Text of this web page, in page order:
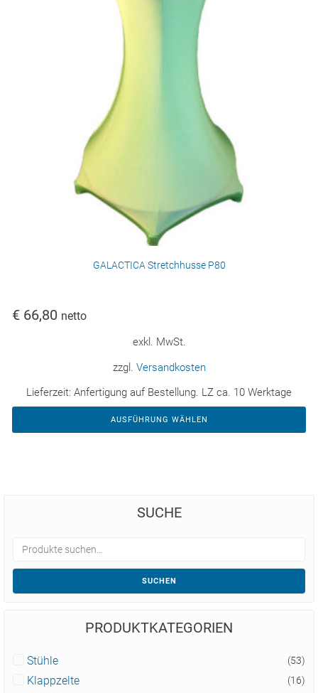
GALACTICA Stretchhusse P80
€ 66,80 netto
exkl. MwSt.
zzgl. Versandkosten
Lieferzeit: Anfertigung auf Bestellung. LZ ca. 10 Werktage
AUSFÜHRUNG WÄHLEN
SUCHE
SUCHEN
PRODUKTKATEGORIEN
Stühle (53)
Klappzelte (16)